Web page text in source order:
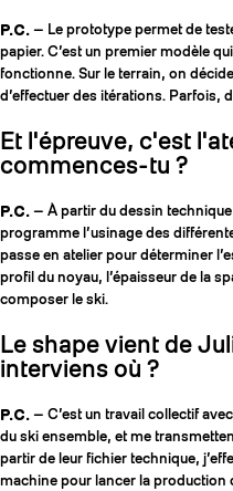
P.C. — Le prototype permet de
papier. C’est un premier modèle
fonctionne. Sur le terrain, on
d’effectuer des itérations. Parfois,
Et l'épreuve, c'est
commences-tu ?
P.C. — À partir du dessin
programme l’usinage des
passe en atelier pour déterminer
profil du noyau, l’épaisseur de la
composer le ski.
Le shape vient de
interviens où ?
P.C. — C’est un travail collectif
du ski ensemble, et me
partir de leur fichier technique,
machine pour lancer la production